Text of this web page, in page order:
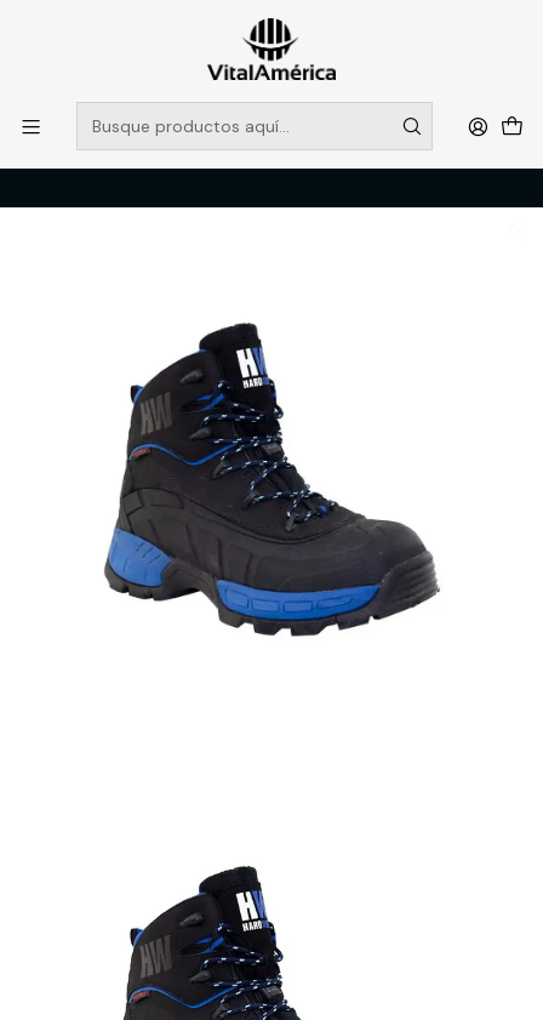
POR SISTEMA FRONTAL SOLO RETIROS EN TIENDA, DESDE
MUCHAS GRACIAS +569 5956 2237
Leer más
CALZADO
ZAPATOS DE SEGURIDAD
BOTA TECNICA HW BERING HIKER C/ THINSULATE 45